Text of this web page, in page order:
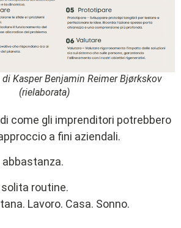
Kasper Benjamin Reimer Bjørkskov
(rielaborata)
come gli imprenditori potrebbero
a fini aziendali.
abbastanza.
routine.
Lavoro. Casa. Sonno.